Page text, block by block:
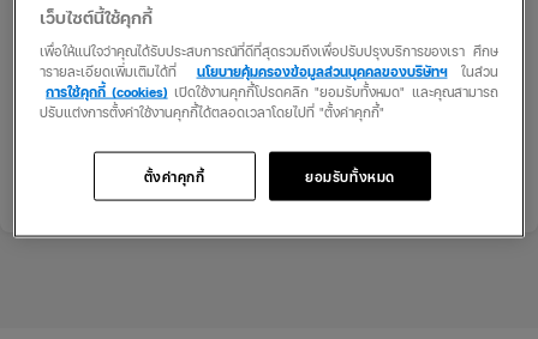
ให้ความคุ้มครองเพียงคู่กรณีแล้ว ยังกรมธรรม์รูปแบบอื่น ๆ ที่ให้ความ
คุ้มครองครอบคลุมทั้งเจ้าของรถและฝ่ายคู่กรณีอย่างประกันชั้น 2+
หรือประกันภัยรถยนต์ชั้น 1สำหรับคนมีรถยนต์ที่ยังชั่งใจ มีความลังเล
สามารถเปรียบเทียบแผนกรมธรรม์รวมถึงเบี้ยประกันที่ต้องจ่ายด้วยตัว
เองผ่านระบบออนไลน์ได้แล้ววันนี้ที่เว็บไซต์ของ Insurverse พร้อมทั้ง
ทันทีหลังซื้อประกันเช็กเบี้ยประกันรถได้ที่นี่!
เว็บไซต์นี้ใช้คุกกี้
เพื่อให้แน่ใจว่าคุณได้รับประสบการณ์ที่ดีที่สุดรวมถึงเพื่อปรับปรุงบริการของเรา ศึกษ
ารายละเอียดเพิ่มเติมได้ที่
นโยบายคุ้มครองข้อมูลส่วนบุคคลของบริษัทฯในส่วน
การใช้คุกกี้ (cookies) เปิดใช้งานคุกกี้โปรดคลิก "ยอมรับทั้งหมด" และคุณสามารถ
ปรับแต่งการตั้งค่าใช้งานคุกกี้ได้ตลอดเวลาโดยไปที่ "ตั้งค่าคุกกี้"
ยอมรับทั้งหมด
ตั้งค่าคุกกี้